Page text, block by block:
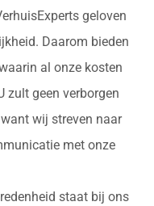
geloven
Daarom bieden
al onze kosten
zult geen verborgen
wij streven naar
met onze
staat bij ons